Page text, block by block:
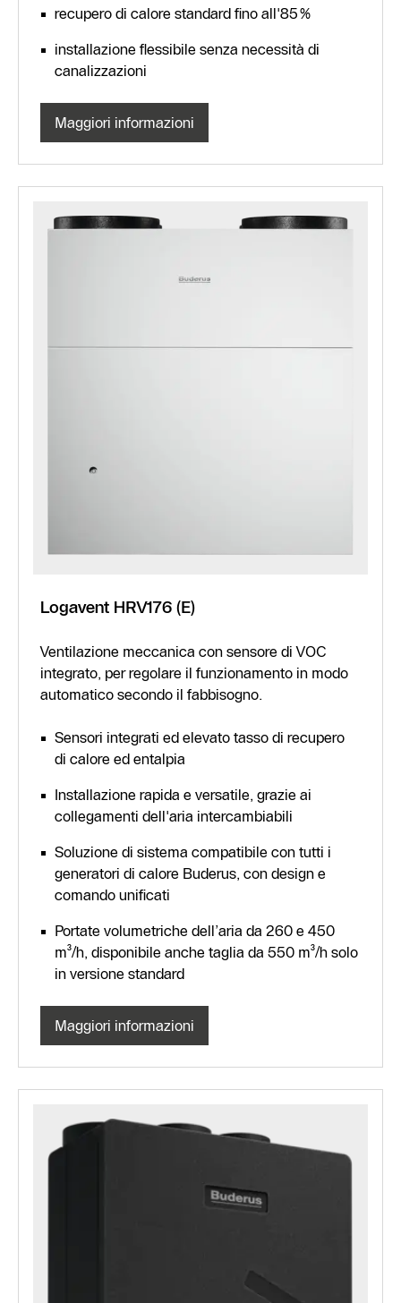
recupero di calore standard fino all'85%
installazione flessibile senza necessità di
canalizzazioni
Maggiori informazioni
Logavent HRV176 (E)
Ventilazione meccanica con sensore di VOC
integrato, per regolare il funzionamento in modo
automatico secondo il fabbisogno.
Sensori integrati ed elevato tasso di recupero
di calore ed entalpia
Installazione rapida e versatile, grazie ai
collegamenti dell'aria intercambiabili
Soluzione di sistema compatibile con tutti i
generatori di calore Buderus, con design e
comando unificati
Portate volumetriche dell’aria da 260 e 450
m³/h, disponibile anche taglia da 550 m³/h solo
in versione standard
Maggiori informazioni